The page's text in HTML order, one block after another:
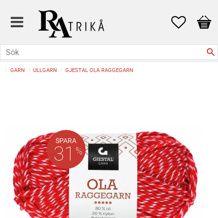
Favoriter
GARN ULLGARN GJESTAL OLA RAGGEGARN
SPARA
31 %